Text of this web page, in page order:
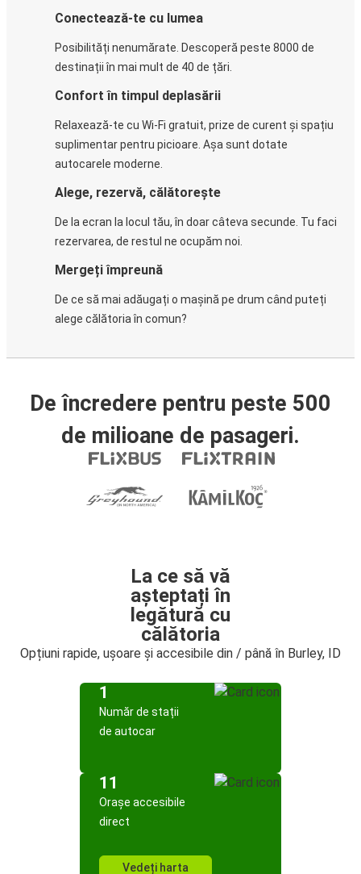
Conectează-te cu lumea
Posibilități nenumărate. Descoperă peste 8000 de
destinații în mai mult de 40 de țări.
Confort în timpul deplasării
Relaxează-te cu Wi-Fi gratuit, prize de curent și spațiu
suplimentar pentru picioare. Așa sunt dotate
autocarele moderne.
Alege, rezervă, călătorește
De la ecran la locul tău, în doar câteva secunde. Tu faci
rezervarea, de restul ne ocupăm noi.
Mergeți împreună
De ce să mai adăugați o mașină pe drum când puteți
alege călătoria în comun?
De încredere pentru peste 500
de milioane de pasageri.
La ce să vă
așteptați în
legătură cu
călătoria
Opțiuni rapide, ușoare și accesibile din / până în Burley, ID
1
Număr de stații
de autocar
11
Orașe accesibile
direct
Vedeți harta